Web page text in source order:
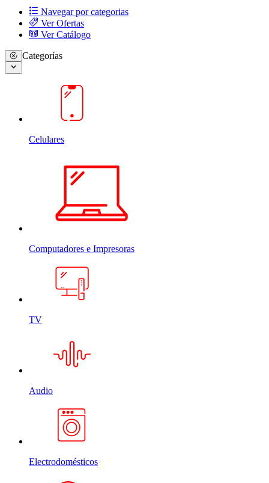
Navegar por categorias
Ver Ofertas
Ver Catálogo
Categorías
Celulares
Computadores e Impresoras
TV
Audio
Electrodomésticos